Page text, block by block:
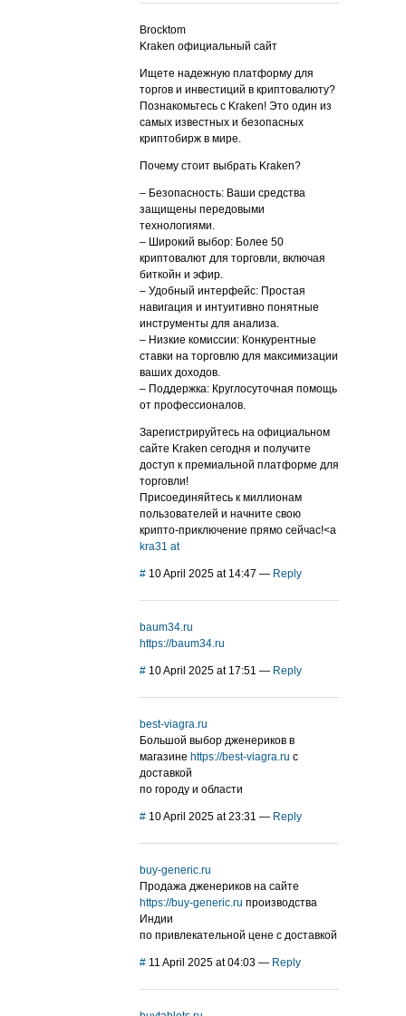
Brocktom
Kraken официальный сайт
Ищете надежную платформу для
торгов и инвестиций в криптовалюту?
Познакомьтесь с Kraken! Это один из
самых известных и безопасных
криптобирж в мире.
Почему стоит выбрать Kraken?
– Безопасность: Ваши средства
защищены передовыми
технологиями.
– Широкий выбор: Более 50
криптовалют для торговли, включая
биткойн и эфир.
– Удобный интерфейс: Простая
навигация и интуитивно понятные
инструменты для анализа.
– Низкие комиссии: Конкурентные
ставки на торговлю для максимизации
ваших доходов.
– Поддержка: Круглосуточная помощь
от профессионалов.
Зарегистрируйтесь на официальном
сайте Kraken сегодня и получите
доступ к премиальной платформе для
торговли!
Присоединяйтесь к миллионам
пользователей и начните свою
крипто-приключение прямо сейчас!<a
kra31 at
# 10 April 2025 at 14:47 — Reply
baum34.ru
https://baum34.ru
# 10 April 2025 at 17:51 — Reply
best-viagra.ru
Большой выбор дженериков в
магазине https://best-viagra.ru с
доставкой
по городу и области
# 10 April 2025 at 23:31 — Reply
buy-generic.ru
Продажа дженериков на сайте
https://buy-generic.ru производства
Индии
по привлекательной цене с доставкой
# 11 April 2025 at 04:03 — Reply